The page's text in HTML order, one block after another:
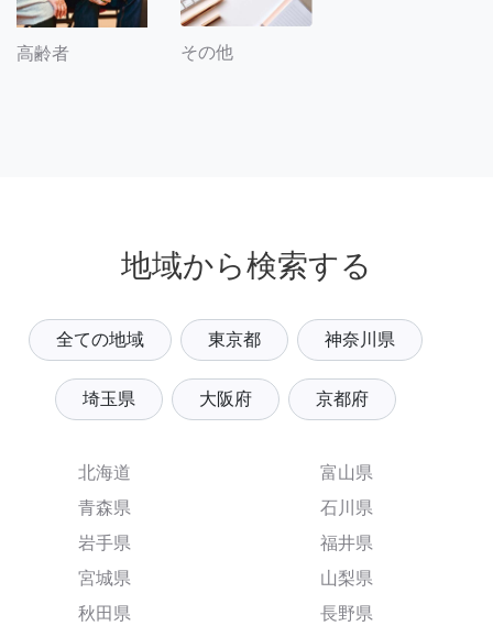
高齢者 その他
地域から検索する
全ての地域 東京都 神奈川県
埼玉県 大阪府 京都府
北海道
青森県
岩手県
宮城県
秋田県
富山県
石川県
福井県
山梨県
長野県